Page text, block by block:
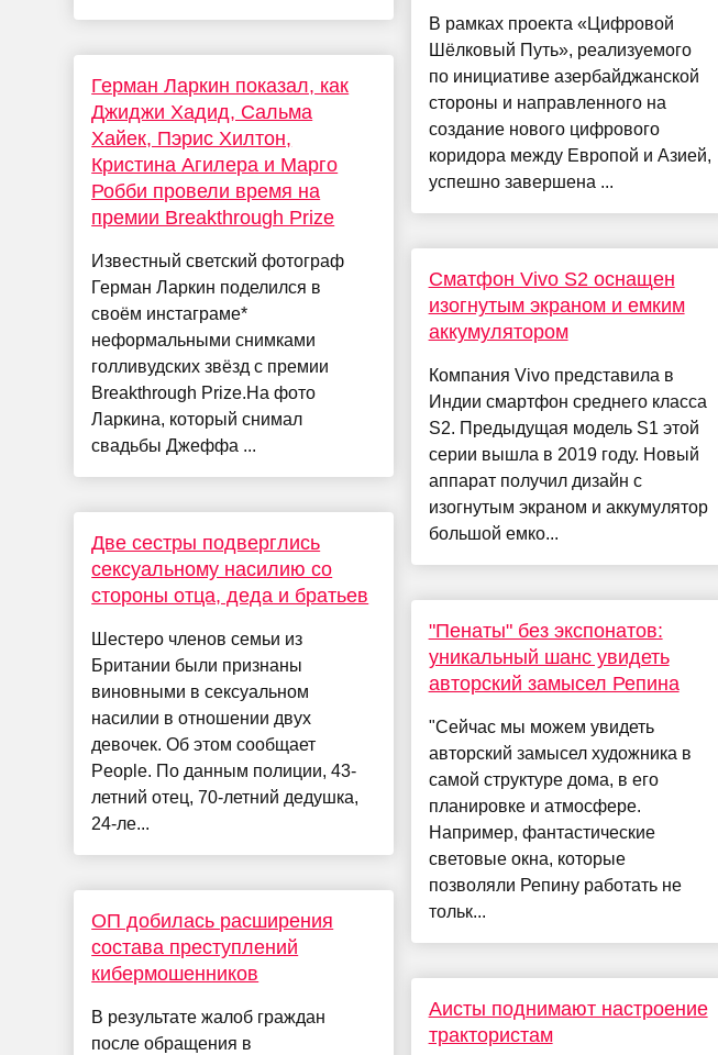
Герман Ларкин показал, как
Джиджи Хадид, Сальма
Хайек, Пэрис Хилтон,
Кристина Агилера и Марго
Робби провели время на
премии Breakthrough Prize
Известный светский фотограф
Герман Ларкин поделился в
своём инстаграме*
неформальными снимками
голливудских звёзд с премии
Breakthrough Prize.На фото
Ларкина, который снимал
свадьбы Джеффа ...
Две сестры подверглись
сексуальному насилию со
стороны отца, деда и братьев
Шестеро членов семьи из
Британии были признаны
виновными в сексуальном
насилии в отношении двух
девочек. Об этом сообщает
People. По данным полиции, 43-
летний отец, 70-летний дедушка,
24-ле...
ОП добилась расширения
состава преступлений
кибермошенников
В результате жалоб граждан
после обращения в
В рамках проекта «Цифровой
Шёлковый Путь», реализуемого
по инициативе азербайджанской
стороны и направленного на
создание нового цифрового
коридора между Европой и Азией,
успешно завершена ...
Сматфон Vivo S2 оснащен
изогнутым экраном и емким
аккумулятором
Компания Vivo представила в
Индии смартфон среднего класса
S2. Предыдущая модель S1 этой
серии вышла в 2019 году. Новый
аппарат получил дизайн с
изогнутым экраном и аккумулятор
большой емко...
"Пенаты" без экспонатов:
уникальный шанс увидеть
авторский замысел Репина
"Сейчас мы можем увидеть
авторский замысел художника в
самой структуре дома, в его
планировке и атмосфере.
Например, фантастические
световые окна, которые
позволяли Репину работать не
тольк...
Аисты поднимают настроение
трактористам